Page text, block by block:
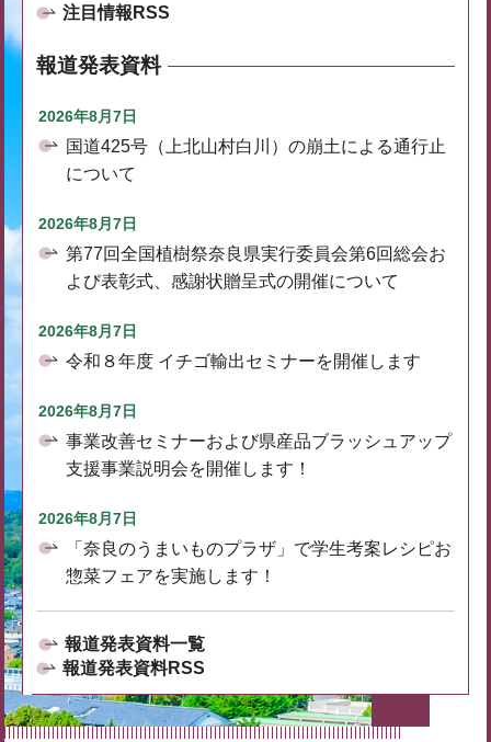
注目情報RSS
報道発表資料
2026年8月7日
国道425号（上北山村白川）の崩土による通行止
について
2026年8月7日
第77回全国植樹祭奈良県実行委員会第6回総会お
よび表彰式、感謝状贈呈式の開催について
2026年8月7日
令和８年度 イチゴ輸出セミナーを開催します
2026年8月7日
事業改善セミナーおよび県産品ブラッシュアップ
支援事業説明会を開催します！
2026年8月7日
「奈良のうまいものプラザ」で学生考案レシピお
惣菜フェアを実施します！
報道発表資料一覧
報道発表資料RSS